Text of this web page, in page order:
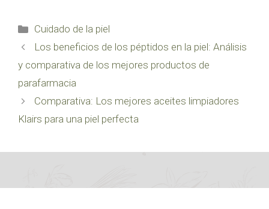
Categorías
Cuidado de la piel
Los beneficios de los péptidos en la piel: Análisis
y comparativa de los mejores productos de
parafarmacia
Comparativa: Los mejores aceites limpiadores
Klairs para una piel perfecta